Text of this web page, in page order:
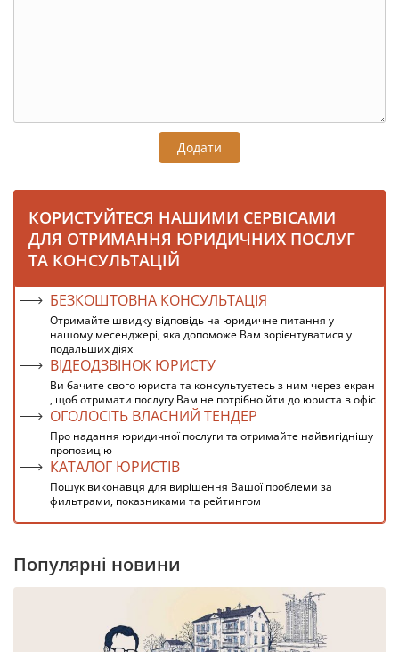
Додати
КОРИСТУЙТЕСЯ НАШИМИ СЕРВІСАМИ
ДЛЯ ОТРИМАННЯ ЮРИДИЧНИХ ПОСЛУГ
ТА КОНСУЛЬТАЦІЙ
БЕЗКОШТОВНА КОНСУЛЬТАЦІЯ
Отримайте швидку відповідь на юридичне питання у
нашому месенджері, яка допоможе Вам зорієнтуватися у
подальших діях
ВІДЕОДЗВІНОК ЮРИСТУ
Ви бачите свого юриста та консультуєтесь з ним через екран
, щоб отримати послугу Вам не потрібно йти до юриста в офіс
ОГОЛОСІТЬ ВЛАСНИЙ ТЕНДЕР
Про надання юридичної послуги та отримайте найвигіднішу
пропозицію
КАТАЛОГ ЮРИСТІВ
Пошук виконавця для вирішення Вашої проблеми за
фильтрами, показниками та рейтингом
Популярні новини